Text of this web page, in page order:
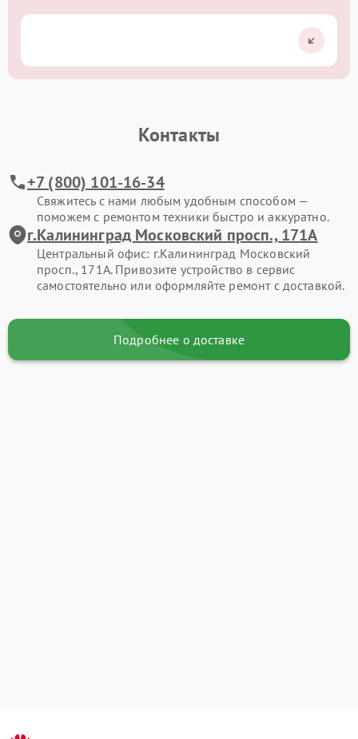
Контакты
+7 (800) 101-16-34
Свяжитесь с нами любым удобным способом —
поможем с ремонтом техники быстро и аккуратно.
г.Калининград Московский просп., 171А
Центральный офис: г.Калининград Московский
просп., 171А. Привозите устройство в сервис
самостоятельно или оформляйте ремонт с доставкой.
Подробнее о доставке